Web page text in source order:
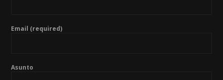
Email (required)
Asunto